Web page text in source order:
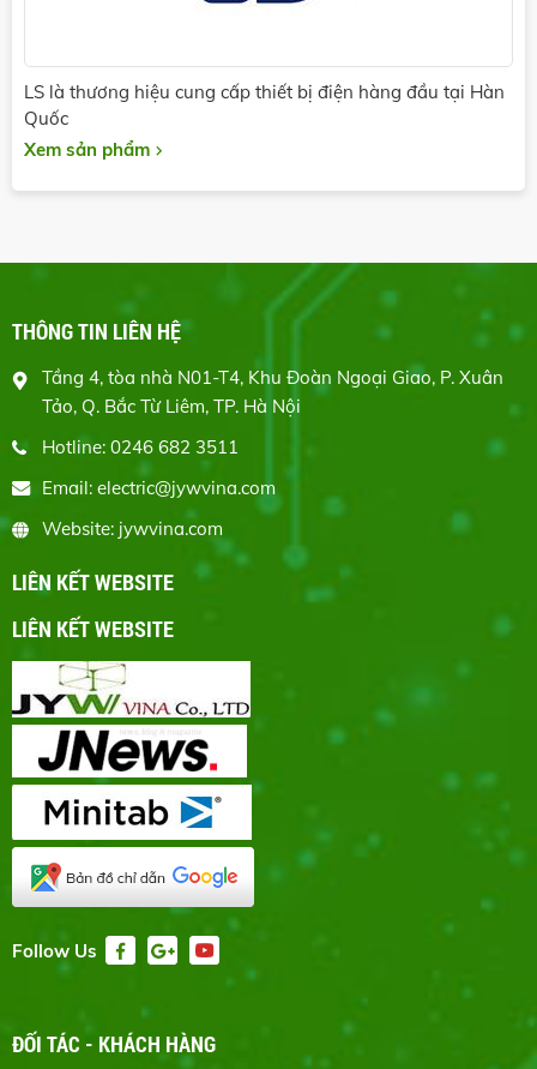
LS là thương hiệu cung cấp thiết bị điện hàng đầu tại Hàn
Quốc
Xem sản phẩm
THÔNG TIN LIÊN HỆ
Tầng 4, tòa nhà N01-T4, Khu Đoàn Ngoại Giao, P. Xuân
Tảo, Q. Bắc Từ Liêm, TP. Hà Nội
Hotline: 0246 682 3511
Email: electric@jywvina.com
Website: jywvina.com
LIÊN KẾT WEBSITE
LIÊN KẾT WEBSITE
Follow Us
ĐỐI TÁC - KHÁCH HÀNG